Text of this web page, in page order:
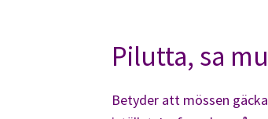
Pilutta, sa
Betyder att mössen